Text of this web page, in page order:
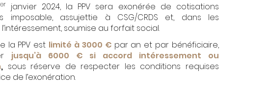
erjanvier 2024, la PPV sera exonérée de cotisations
imposable, assujettie à CSG/CRDS et, dans les
soumise au forfait social.
la PPV est limité à 3000 € par an et par bénéficiaire,
jusqu’à 6000 € si accord intéressement ou
, sous réserve de respecter les conditions requises
de l’exonération.